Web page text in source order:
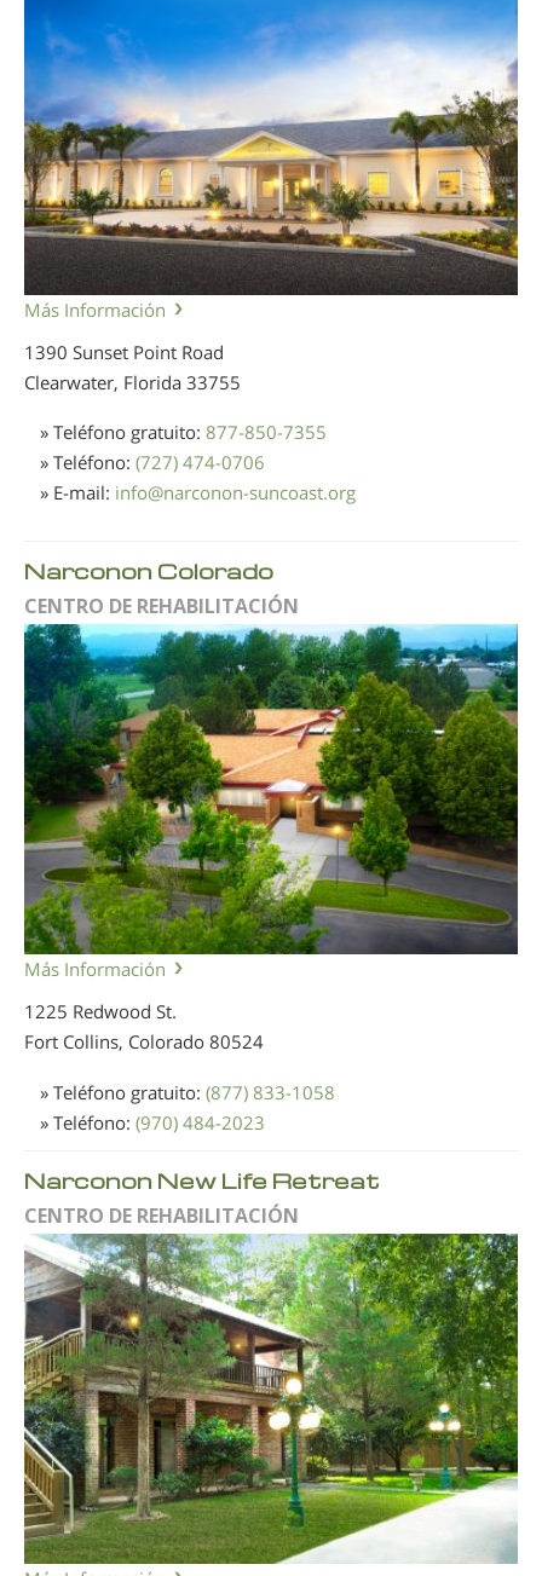
Más Información
1390 Sunset Point Road
Clearwater, Florida 33755
» Teléfono gratuito: 877-850-7355
» Teléfono: (727) 474-0706
» E-mail: info@narconon-suncoast.org
Narconon Colorado
CENTRO DE REHABILITACIÓN
Más Información
1225 Redwood St.
Fort Collins, Colorado 80524
» Teléfono gratuito: (877) 833-1058
» Teléfono: (970) 484-2023
Narconon New Life Retreat
CENTRO DE REHABILITACIÓN